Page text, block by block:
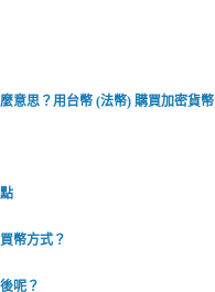
意思？用台幣 (法幣) 購買加密貨幣
幣方式？
呢？